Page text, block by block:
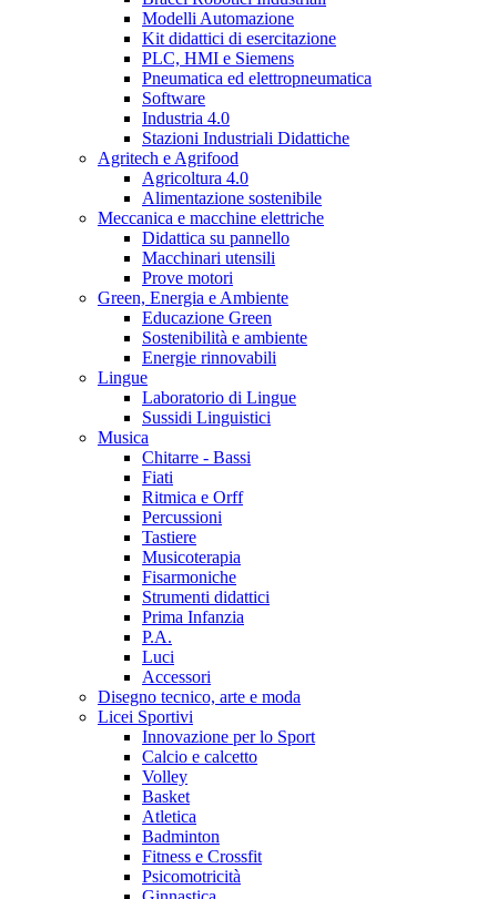
Modelli Automazione
Kit didattici di esercitazione
PLC, HMI e Siemens
Pneumatica ed elettropneumatica
Software
Industria 4.0
Stazioni Industriali Didattiche
Agritech e Agrifood
Agricoltura 4.0
Alimentazione sostenibile
Meccanica e macchine elettriche
Didattica su pannello
Macchinari utensili
Prove motori
Green, Energia e Ambiente
Educazione Green
Sostenibilità e ambiente
Energie rinnovabili
Lingue
Laboratorio di Lingue
Sussidi Linguistici
Musica
Chitarre - Bassi
Fiati
Ritmica e Orff
Percussioni
Tastiere
Musicoterapia
Fisarmoniche
Strumenti didattici
Prima Infanzia
P.A.
Luci
Accessori
Disegno tecnico, arte e moda
Licei Sportivi
Innovazione per lo Sport
Calcio e calcetto
Volley
Basket
Atletica
Badminton
Fitness e Crossfit
Psicomotricità